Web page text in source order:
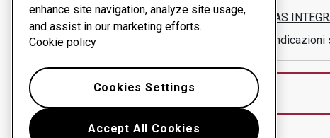
SISTEMAS
Mostra
enhance site navigation, analyze site usage,
and assist in our marketing efforts.
Cookie policy
Accept All Cookies
Cookies Settings